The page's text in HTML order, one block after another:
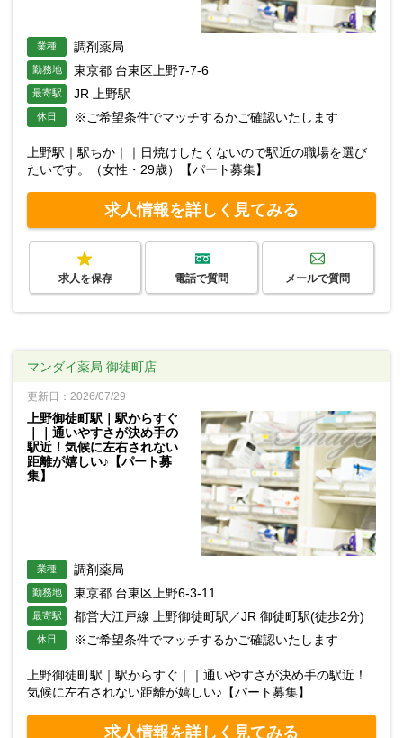
業種 調剤薬局
勤務地 東京都 台東区上野7-7-6
最寄駅 JR 上野駅
休日 ※ご希望条件でマッチするかご確認いたします
上野駅｜駅ちか｜｜日焼けしたくないので駅近の職場を選び
たいです。（女性・29歳）【パート募集】
求人情報を詳しく見てみる
求人を保存 電話で質問 メールで質問
マンダイ薬局 御徒町店
更新日：2026/07/29
上野御徒町駅｜駅からすぐ
｜｜通いやすさが決め手の
駅近！気候に左右されない
距離が嬉しい♪【パート募
集】
業種 調剤薬局
勤務地 東京都 台東区上野6-3-11
最寄駅 都営大江戸線 上野御徒町駅／JR 御徒町駅(徒歩2分)
休日 ※ご希望条件でマッチするかご確認いたします
上野御徒町駅｜駅からすぐ｜｜通いやすさが決め手の駅近！
気候に左右されない距離が嬉しい♪【パート募集】
求人情報を詳しく見てみる